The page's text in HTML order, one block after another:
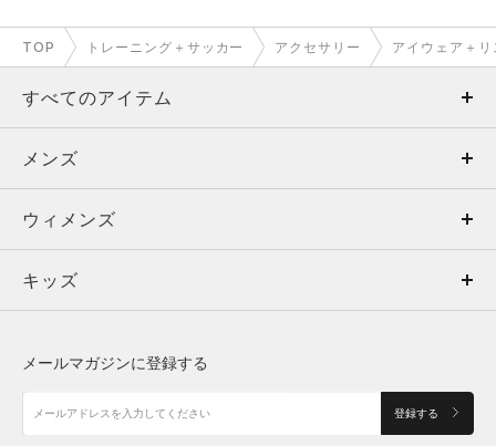
TOP トレーニング＋サッカー アクセサリー アイウェア＋
すべてのアイテム
メンズ
ウィメンズ
キッズ
アクセサリー
メンズ
トップス
ボトムス
アクセサリー
ウィメンズ
トップス
シューズ
キッズ
メールマガジンに登録する
登録する